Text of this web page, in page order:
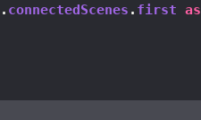
. connectedScenes . first as